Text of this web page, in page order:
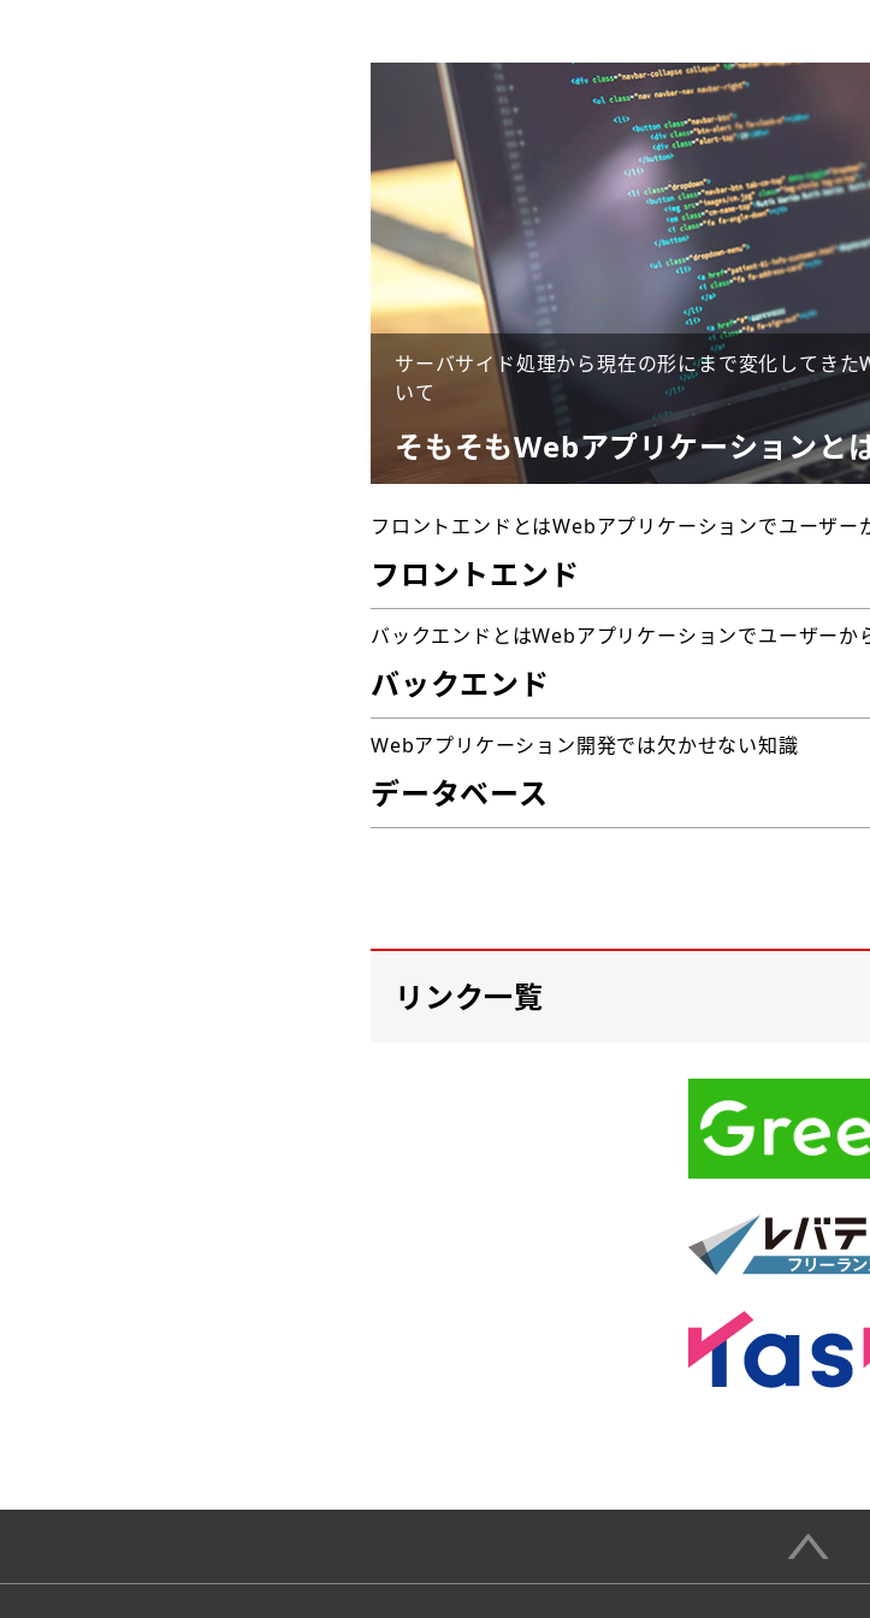
サーバサイド処理から現在の形にまで変化してき
いて
そもそもWebアプリケーションと
フロントエンドとはWebアプリケーションでユーザー
フロントエンド
バックエンドとはWebアプリケーションでユーザーか
バックエンド
Webアプリケーション開発では欠かせない知識
データベース
リンク一覧